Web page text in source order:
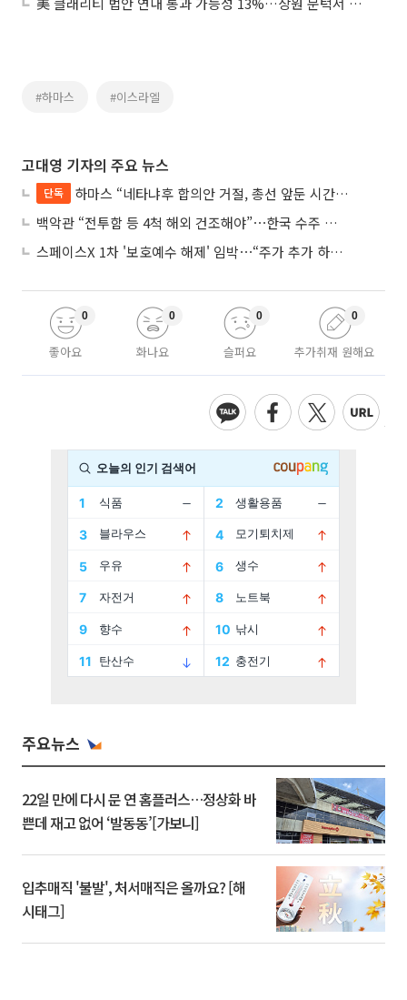
#하마스 #이스라엘
고대영 기자의 주요 뉴스
단독
하마스 “네타냐후 합의안 거절, 총선 앞둔 시간 끌기”
백악관 “전투함 등 4척 해외 건조해야”⋯한국 수주 기대
스페이스X 1차 '보호예수 해제' 임박⋯“주가 추가 하락 가능성”
좋아요
0
화나요
0
슬퍼요
0
추가취재 원해요
0
주요뉴스
22일 만에 다시 문 연 홈플러스…정상화 바
쁜데 재고 없어 ‘발동동’[가보니]
입추매직 '불발', 처서매직은 올까요? [해
시태그]